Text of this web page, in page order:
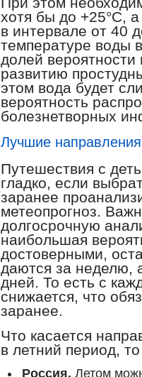
хотя бы до +25°C,
в интервале от 40
температуре воды
долей
развитию
этом вода будет
вероятность
болезнетворных
Лучшие
Путешествия с
гладко, если
заранее
метеопрогноз.
долгосрочную
наибольшая
достоверными,
даются за неделю,
дней. То есть с
снижается, что
заранее.
Что касается
в летний период,
Россия. Летом